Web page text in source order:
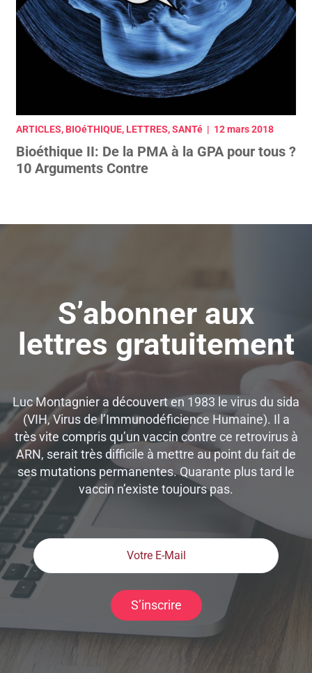
ARTICLES, BIOéTHIQUE, LETTRES, SANTé | 12 mars 2018
Bioéthique II: De la PMA à la GPA pour tous ?
10 Arguments Contre
S’abonner aux
lettres gratuitement
Luc Montagnier a découvert en 1983 le virus du sida
(VIH, Virus de l’Immunodéficience Humaine). Il a
très vite compris qu’un vaccin contre ce retrovirus à
ARN, serait très difficile à mettre au point du fait de
ses mutations permanentes. Quarante plus tard le
vaccin n’existe toujours pas.
S’inscrire